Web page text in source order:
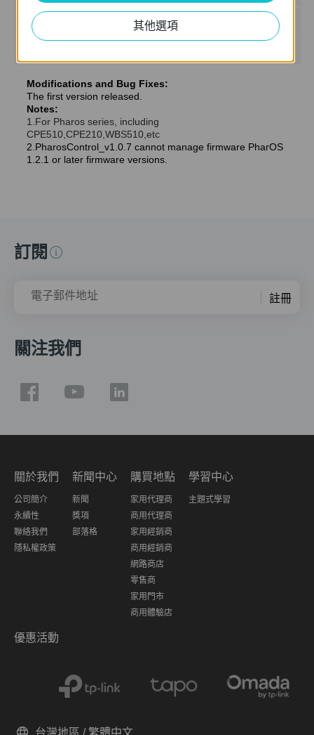
檔案大小:
Modifications and Bug Fixes:
The first version released.
Notes:
1.For Pharos series, including
CPE510,CPE210,WBS510,etc
2. PharosControl_v1.0.7 cannot manage firmware PharOS
1.2.1 or later firmware versions.
訂閱
電子郵件地址 註冊
關注我們
關於我們
公司簡介
永續性
聯絡我們
隱私權政策
新聞中心
新聞
獎項
部落格
購買地點
家用代理商
商用代理商
家用經銷商
商用經銷商
網路商店
零售商
家用門市
商用體驗店
學習中心
主題式學習
優惠活動
台灣地區 / 繁體中文
其他選項